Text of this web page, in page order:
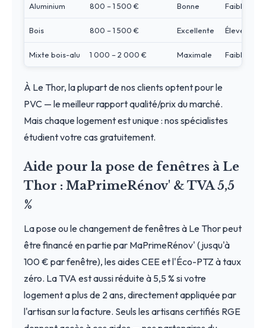
Aluminium 800 – 1 500 € Bonne Faible
Bois 800 – 1 500 € Excellente Élevé
Mixte bois-alu 1 000 – 2 000 € Maximale Faible
À Le Thor, la plupart de nos clients optent pour le
PVC — le meilleur rapport qualité/prix du marché.
Mais chaque logement est unique : nos spécialistes
étudient votre cas gratuitement.
Aide pour la pose de fenêtres à Le
Thor : MaPrimeRénov' & TVA 5,5
%
La pose ou le changement de fenêtres à Le Thor peut
être financé en partie par MaPrimeRénov' (jusqu'à
100 € par fenêtre), les aides CEE et l'Éco-PTZ à taux
zéro. La TVA est aussi réduite à 5,5 % si votre
logement a plus de 2 ans, directement appliquée par
l'artisan sur la facture. Seuls les artisans certifiés RGE